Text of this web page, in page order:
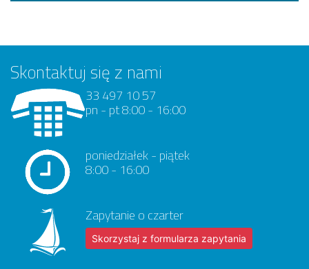
Skontaktuj się z nami
33 497 10 57
pn - pt 8:00 - 16:00
poniedziałek - piątek
8:00 - 16:00
Zapytanie o czarter
Skorzystaj z formularza zapytania